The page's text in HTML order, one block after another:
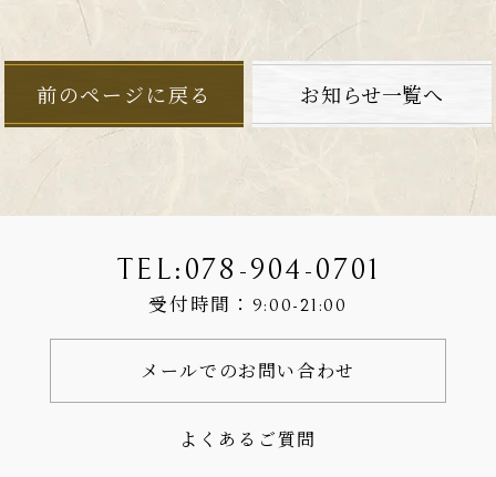
前のページに戻る お知らせ一覧へ
TEL:078-904-0701
受付時間： 9:00-21:00
メールでのお問い合わせ
よくあるご質問